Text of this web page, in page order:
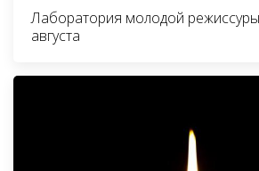
Лаборатория молодой
августа